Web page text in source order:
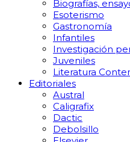
Biografías,
Esoterismo
Gastronomía
Infantiles
Investigación
Juveniles
Literatura
Editoriales
Austral
Caligrafix
Dactic
Debolsillo